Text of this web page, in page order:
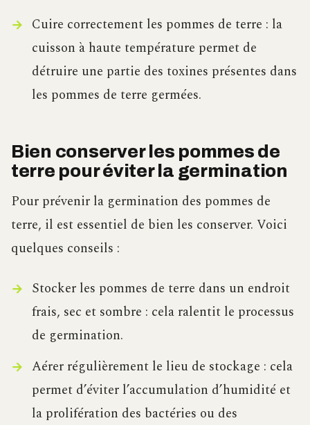
Cuire correctement les pommes de terre : la
cuisson à haute température permet de
détruire une partie des toxines présentes dans
les pommes de terre germées.
Bien conserver les pommes de
terre pour éviter la germination
Pour prévenir la germination des pommes de
terre, il est essentiel de bien les conserver. Voici
quelques conseils :
Stocker les pommes de terre dans un endroit
frais, sec et sombre : cela ralentit le processus
de germination.
Aérer régulièrement le lieu de stockage : cela
permet d’éviter l’accumulation d’humidité et
la prolifération des bactéries ou des